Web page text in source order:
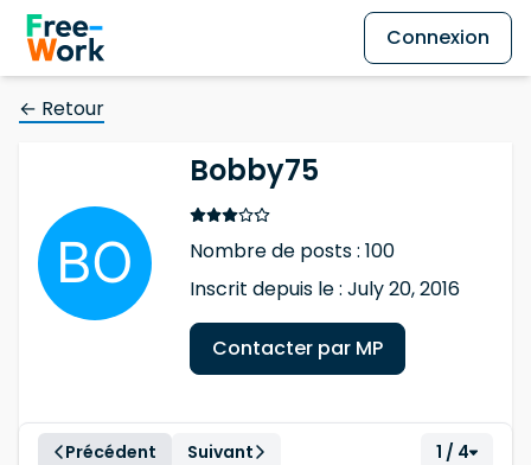
Connexion
← Retour
Bobby75
Nombre de posts : 100
Inscrit depuis le : July 20, 2016
Contacter par MP
Précédent Suivant 1 / 4